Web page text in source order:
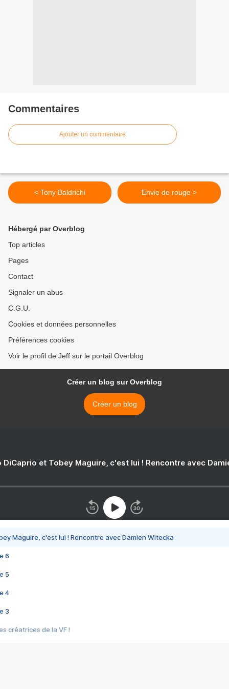
Commentaires
Ajouter un commentaire
< Tony Baldrichi Envie de rouge >
Hébergé par Overblog
Top articles
Pages
Contact
Signaler un abus
C.G.U.
Cookies et données personnelles
Préférences cookies
Voir le profil de Jeff sur le portail Overblog
Créer un blog sur Overblog
Créer un blog
DiCaprio et Tobey Maguire, c'est lui ! Rencontre avec
Maguire, c'est lui ! Rencontre avec Damien Witecka
6
5
4
3
créatrices de la VF !